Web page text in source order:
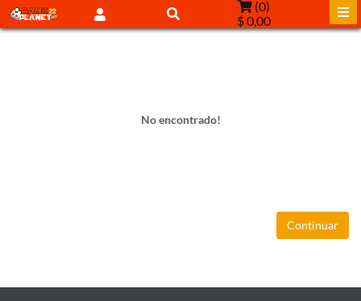
(0)
$ 0,00
No encontrado!
Continuar